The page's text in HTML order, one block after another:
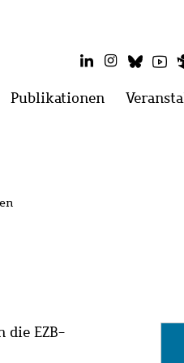
LinkedInInstagram
Menü
Publikationen Menü
die EZB-